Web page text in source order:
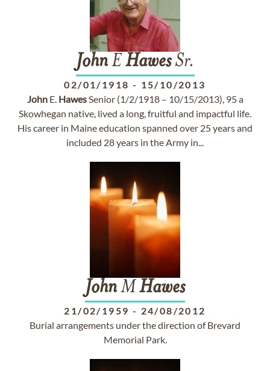
JohnEHawesSr.
02/01/1918 - 15/10/2013
JohnE. HawesSenior (1/2/1918 – 10/15/2013), 95 a
Skowhegan native, lived a long, fruitful and impactful life.
His career in Maine education spanned over 25 years and
included 28 years in the Army in...
JohnM Hawes
21/02/1959 - 24/08/2012
Burial arrangements under the direction of Brevard
Memorial Park.